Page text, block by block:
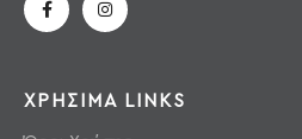
ΧΡΗΣΙΜΑ LINKS